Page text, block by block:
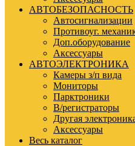
АВТОБЕЗОПАСНОСТЬ
Автосигнализации
Противоуг.
Доп.оборудование
Аксессуары
АВТОЭЛЕКТРОНИКА
Камеры з/п вида
Мониторы
Парктроники
В/регистраторы
Другая
Аксессуары
Весь каталог